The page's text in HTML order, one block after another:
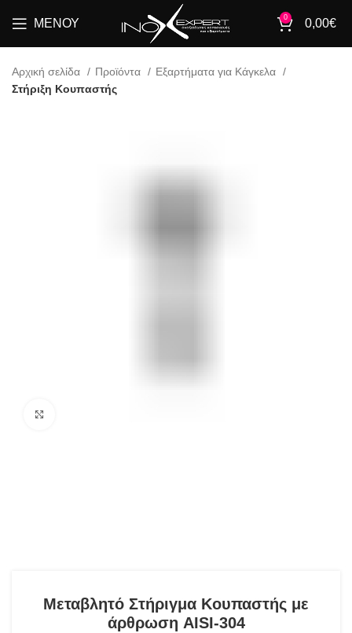
ΜΕΝΟΎ 0 0,00€
Αρχική σελίδα Προϊόντα
Εξαρτήματα για Κάγκελα
Στήριξη Κουπαστής
Μεταβλητό Στήριγμα Κουπαστής με
άρθρωση AISI-304